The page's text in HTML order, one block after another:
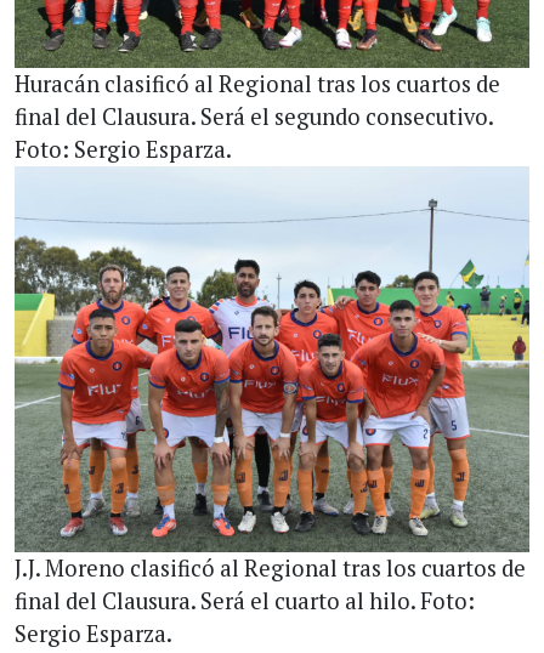
Huracán clasificó al Regional tras los cuartos de
final del Clausura. Será el segundo consecutivo.
Foto: Sergio Esparza.
J.J. Moreno clasificó al Regional tras los cuartos de
final del Clausura. Será el cuarto al hilo. Foto:
Sergio Esparza.